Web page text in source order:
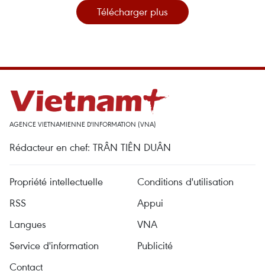
Télécharger plus
AGENCE VIETNAMIENNE D'INFORMATION (VNA)
Rédacteur en chef: TRÂN TIÊN DUÂN
Propriété intellectuelle
Conditions d'utilisation
RSS
Appui
Langues
VNA
Service d'information
Publicité
Contact